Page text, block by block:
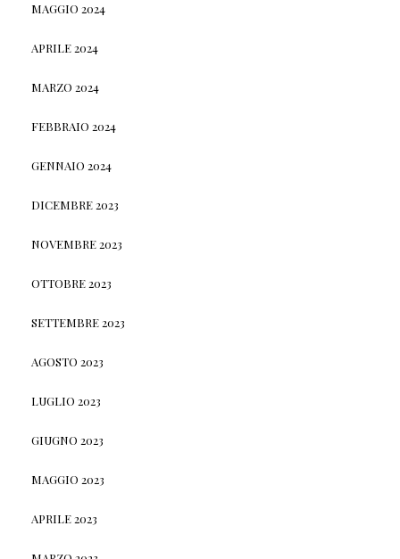
MAGGIO 2024
APRILE 2024
MARZO 2024
FEBBRAIO 2024
GENNAIO 2024
DICEMBRE 2023
NOVEMBRE 2023
OTTOBRE 2023
SETTEMBRE 2023
AGOSTO 2023
LUGLIO 2023
GIUGNO 2023
MAGGIO 2023
APRILE 2023